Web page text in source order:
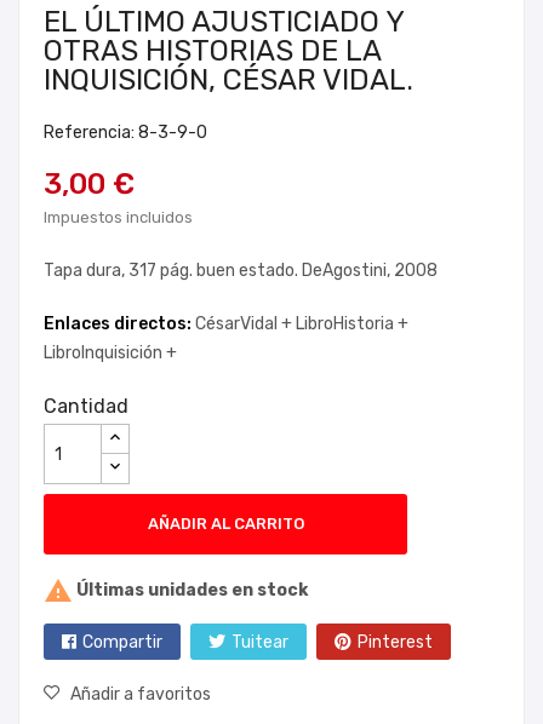
EL ÚLTIMO AJUSTICIADO Y
OTRAS HISTORIAS DE LA
INQUISICIÓN, CÉSAR VIDAL.
Referencia: 8-3-9-0
3,00 €
Impuestos incluidos
Tapa dura, 317 pág. buen estado. DeAgostini, 2008
Enlaces directos: CésarVidal + LibroHistoria +
LibroInquisición +
Cantidad
AÑADIR AL CARRITO
 Últimas unidades en stock
Compartir Tuitear Pinterest
Añadir a favoritos